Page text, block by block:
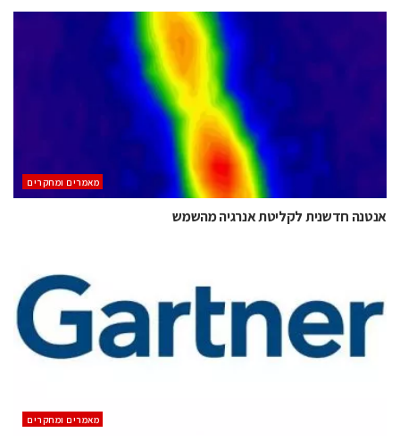
מאמרים ומחקרים
אנטנה חדשנית לקליטת אנרגיה מהשמש
מאמרים ומחקרים